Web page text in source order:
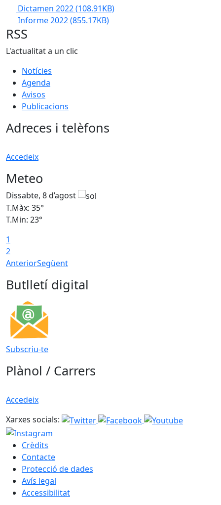
Dictamen 2022(108.91KB)
Informe 2022(855.17KB)
RSS
L'actualitat a un clic
Notícies
Agenda
Avisos
Publicacions
Adreces i telèfons
Accedeix
Meteo
Dissabte, 8 d’agost
T.Màx: 35°
T.Min: 23°
1
2
AnteriorSegüent
Butlletí digital
Subscriu-te
Plànol / Carrers
Accedeix
Xarxes socials:
Crèdits
Contacte
Protecció de dades
Avís legal
Accessibilitat